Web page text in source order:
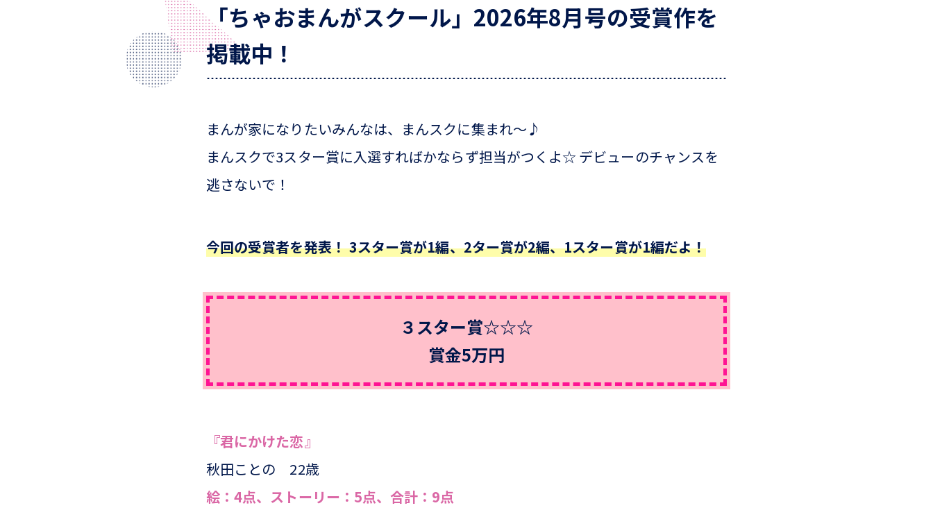
「ちゃおまんがスクール」2026年8月号の受賞作を
掲載中！
まんが家になりたいみんなは、まんスクに集まれ～♪
まんスクで3スター賞に入選すればかならず担当がつくよ☆ デビューのチャンスを
逃さないで！
今回の受賞者を発表！ 3スター賞が1編、2ター賞が2編、1スター賞が1編だよ！
３スター賞☆☆☆
賞金5万円
『君にかけた恋』
秋田ことの 22歳
絵：4点、ストーリー：5点、合計：9点